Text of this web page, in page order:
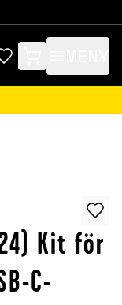
items in cart, view
Kit för
C-